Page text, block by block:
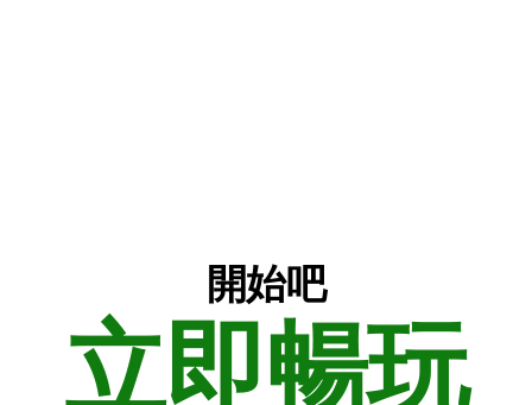
開始吧
立即暢玩